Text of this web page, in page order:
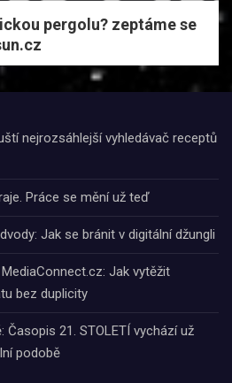
pergolu? zeptáme se
nejrozsáhlejší vyhledávač receptů
Práce se mění už teď
Jak se bránit v digitální džungli
Jak vytěžit
bez duplicity
21. STOLETÍ vychází už
podobě